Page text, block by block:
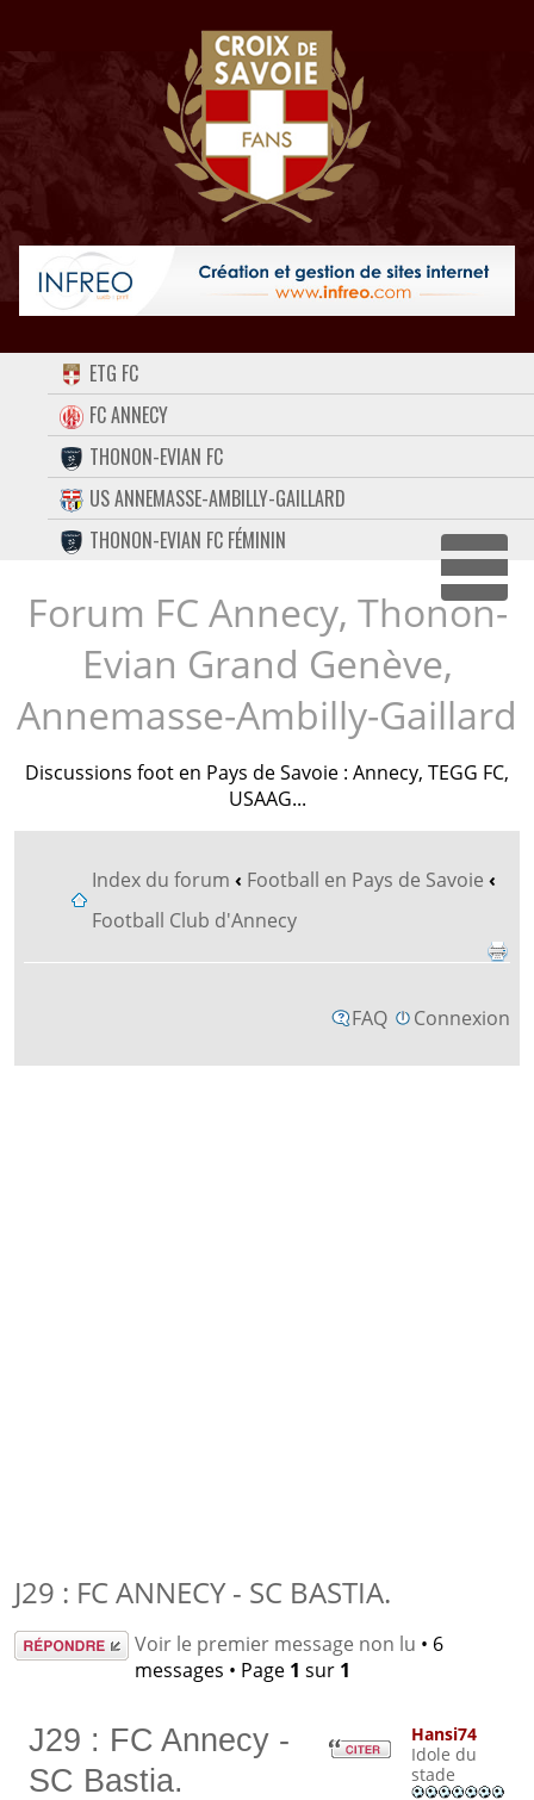
ACCUEIL
FORUM
CONTACT
FACEBOOK
TWITTER
INSTAGRAM
ETG FC
FC ANNECY
THONON-EVIAN FC
US ANNEMASSE-AMBILLY-GAILLARD
THONON-EVIAN FC FÉMININ
Forum FC Annecy, Thonon-
Evian Grand Genève,
Annemasse-Ambilly-Gaillard
Discussions foot en Pays de Savoie : Annecy, TEGG FC,
USAAG...
Index du forum ‹ Football en Pays de Savoie ‹
Football Club d'Annecy
FAQ Connexion
J29 : FC ANNECY - SC BASTIA.
Répondre Voir le premier message non lu • 6
messages • Page 1 sur 1
J29 : FC Annecy -
SC Bastia.
Hansi74
Idole du
stade